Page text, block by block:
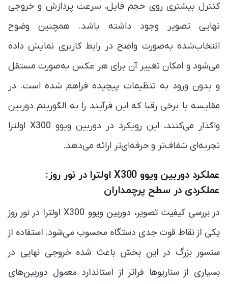
کنترل بیشتری روی حجم فایل، سرعت پردازش و خروجی
نهایی تصویر وجود داشته باشد. همچنین وضوح
انتخاب‌شده به‌صورت واضح در رابط کاربری نمایش داده
می‌شود و امکان تغییر آن برای هر عکس به‌صورت مستقل
و بدون ورود به تنظیمات پیچیده فراهم شده است. در
مقایسه با برخی رقبا که این فرآیند را به الگوریتم دوربین
واگذار می‌کنند، این رویکرد در دوربین ویوو X300 اولترا
تجربه‌ای شفاف‌تر و حرفه‌ای‌تر ارائه می‌دهد.
عملکرد دوربین ویوو X300 اولترا در نور روز:
عملکردی در سطح پرچمداران
در بررسی کیفیت تصویر، دوربین ویوو X300 اولترا در نور روز
یکی از نقاط قوت جدی دستگاه محسوب می‌شود. استفاده از
سنسور بزرگ در این بخش باعث شده خروجی نهایی در
بسیاری از سناریوها فراتر از استاندارد معمول دوربین‌های